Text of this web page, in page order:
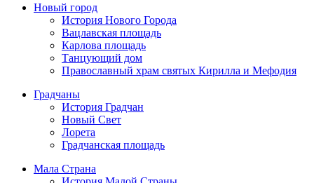
Новый город
История Нового Города
Вацлавская площадь
Карлова площадь
Танцующий дом
Православный храм святых Кирилла и Мефодия
Градчаны
История Градчан
Новый Cвет
Лорета
Градчанская площадь
Мала Страна